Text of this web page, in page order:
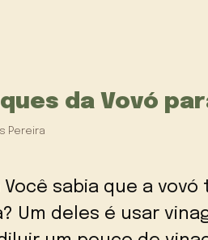
da Vovó
Pereira
Você sabia que a
Um deles é usar